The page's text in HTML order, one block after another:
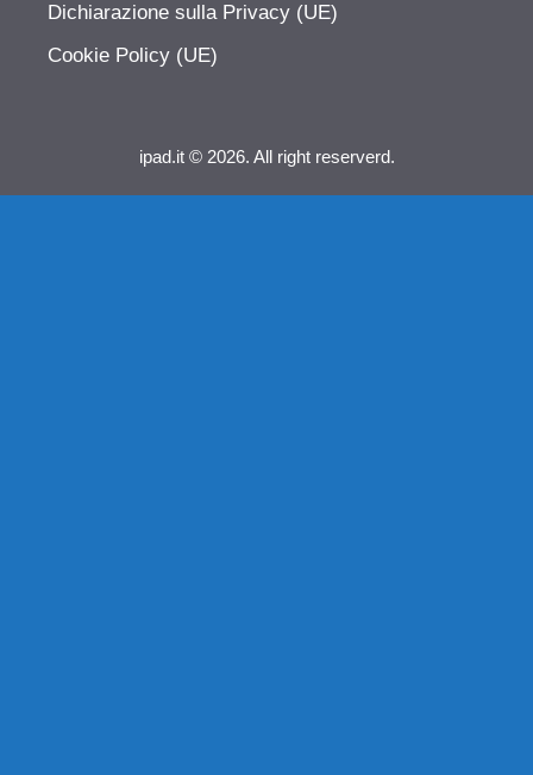
Dichiarazione sulla Privacy (UE)
Cookie Policy (UE)
ipad.it © 2026. All right reserverd.